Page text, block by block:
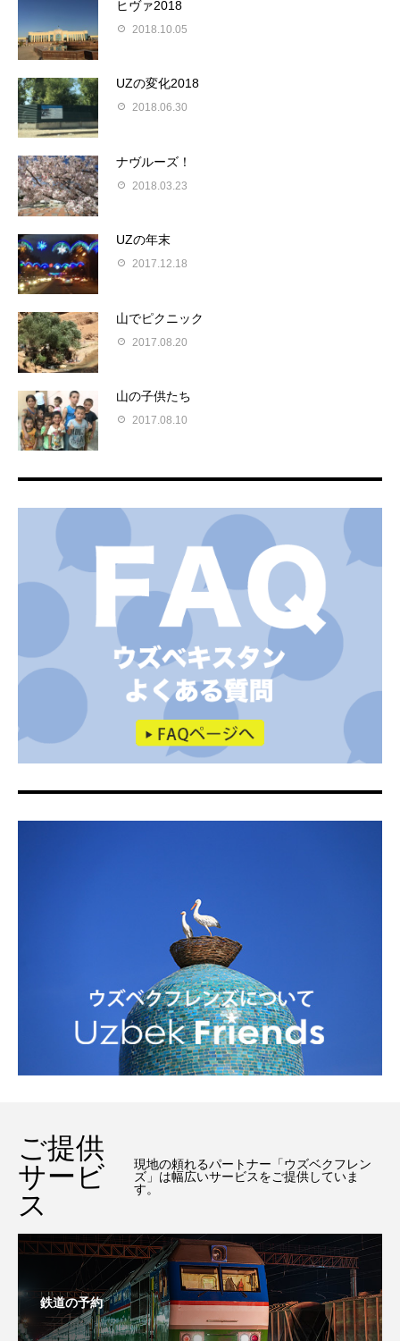
ヒヴァ2018
2018.10.05
UZの変化2018
2018.06.30
ナヴルーズ！
2018.03.23
UZの年末
2017.12.18
山でピクニック
2017.08.20
山の子供たち
2017.08.10
ご提供
サービ
ス
現地の頼れるパートナー「ウズベクフレン
ズ」は幅広いサービスをご提供していま
す。
鉄道の予約